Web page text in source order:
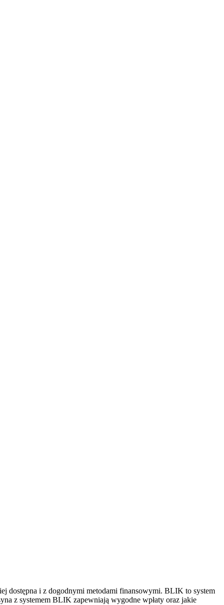
dostępna i z dogodnymi metodami finansowymi. BLIK to system
z systemem BLIK zapewniają wygodne wpłaty oraz jakie